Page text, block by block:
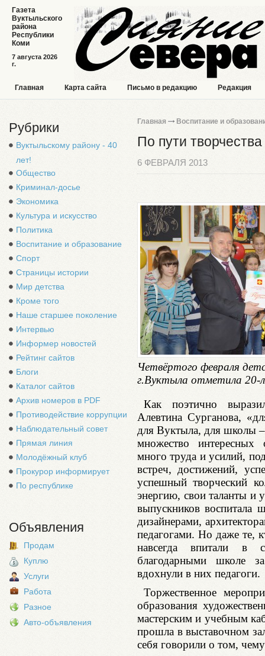
7 августа 2026
г.
Газета
Вуктыльского
района
Республики
Коми
Главная Карта сайта Письмо в редакцию Редакция
Рубрики
Вуктыльскому району - 40
лет!
Общество
Криминал-досье
Экономика
Культура и искусство
Политика
Воспитание и образование
Спорт
Страницы истории
Мир детства
Кроме того
Наше старшее поколение
Интервью
Информер новостей
Рейтинг сайтов
Блоги
Каталог сайтов
Архив номеров в PDF
Противодействие коррупции
Наблюдательный совет
Прямая линия
Молодёжный клуб
Прокурор информирует
По республике
Объявления
Продам
Куплю
Услуги
Работа
Разное
Авто-объявления
Главная Воспитание и
По пути творчества
6 ФЕВРАЛЯ 2013
Четвёртого февраля
г.Вуктыла отметила 20-
Как поэтично
Алевтина Сурганова,
для Вуктыла, для школы
множество интересных
много труда и усилий,
встреч, достижений,
успешный творческий
энергию, свои таланты и
выпускников воспитала
дизайнерами,
педагогами. Но даже те,
навсегда впитали в
благодарными школе
вдохнули в них педагоги.
Торжественное
образования
мастерским и учебным
прошла в выставочном
себя говорили о том,